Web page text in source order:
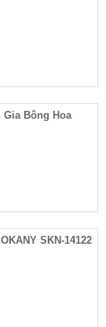
Bông Hoa
SKN-14122